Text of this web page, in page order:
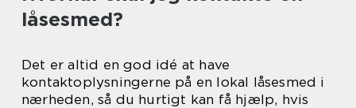
låsesmed?
Det er altid en god idé at have
kontaktoplysningerne på en lokal låsesmed i
nærheden, så du hurtigt kan få hjælp, hvis